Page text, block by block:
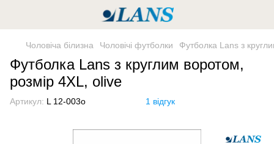
Чоловіча білизна Чоловічі футболки Футболка Lans з
Футболка Lans з круглим воротом,
розмір 4XL, olive
Артикул: L 12-003o 1 відгук